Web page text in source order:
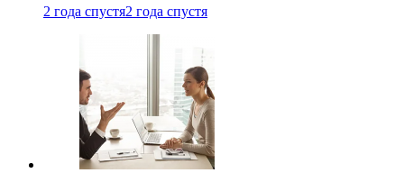
2 года спустя2 года спустя